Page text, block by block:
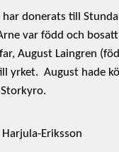
donerats till
var född och
August Laingren
yrket. August hade
Eriksson